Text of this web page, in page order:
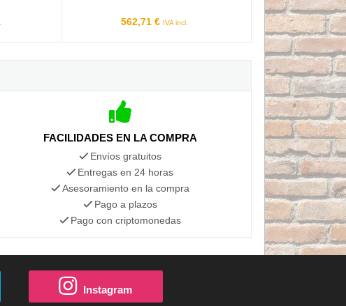
562,71 € IVA incl.
FACILIDADES EN LA COMPRA
Envíos gratuitos
Entregas en 24 horas
Asesoramiento en la compra
Pago a plazos
Pago con criptomonedas
Instagram